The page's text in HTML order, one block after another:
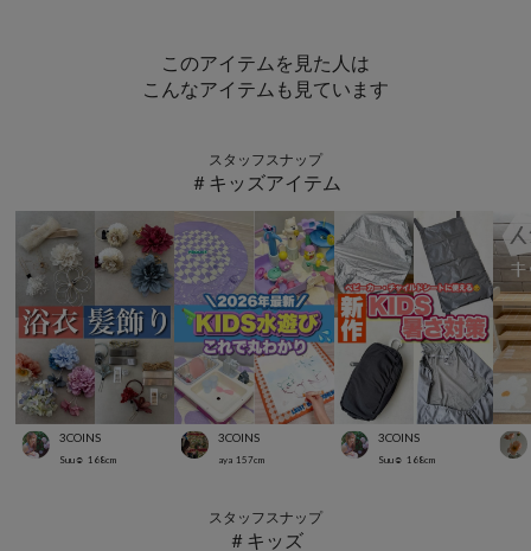
このアイテムを見た人は
こんなアイテムも見ています
スタッフスナップ
＃キッズアイテム
3COINS
Suu☺︎ 168cm
3COINS
aya 157cm
3COINS
Suu☺︎ 168cm
スタッフスナップ
＃キッズ